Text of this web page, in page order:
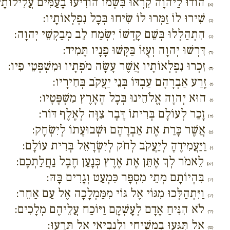
{א}
{ב} שִׁירוּ לוֹ זַמְּרוּ לוֹ שִׂיחוּ בְּכָל נִפְלְאוֹתָיו:
{ג} הִתְהַלְלוּ בְּשֵׁם קָדְשׁוֹ יִשְׂמַח לֵב מְבַקְשֵׁי יְהוָה:
{ד} דִּרְשׁוּ יְהוָה וְעֻזּוֹ בַּקְּשׁוּ פָנָיו תָּמִיד:
{ה} זִכְרוּ נִפְלְאוֹתָיו אֲשֶׁר עָשָׂה מֹפְתָיו וּמִשְׁפְּטֵי פִיו:
{ו} זֶרַע אַבְרָהָם עַבְדּוֹ בְּנֵי יַעֲקֹב בְּחִירָיו:
{ז} הוּא יְהוָה אֱלֹהֵינוּ בְּכָל הָאָרֶץ מִשְׁפָּטָיו:
{ח} זָכַר לְעוֹלָם בְּרִיתוֹ דָּבָר צִוָּה לְאֶלֶף דּוֹר:
{ט} אֲשֶׁר כָּרַת אֶת אַבְרָהָם וּשְׁבוּעָתוֹ לְיִשְׂחָק:
{י} וַיַּעֲמִידֶהָ לְיַעֲקֹב לְחֹק לְיִשְׂרָאֵל בְּרִית עוֹלָם:
{יא} לֵאמֹר לְךָ אֶתֵּן אֶת אֶרֶץ כְּנָעַן חֶבֶל נַחֲלַתְכֶם:
{יב} בִּהְיוֹתָם מְתֵי מִסְפָּר כִּמְעַט וְגָרִים בָּהּ:
{יג} וַיִּתְהַלְּכוּ מִגּוֹי אֶל גּוֹי מִמַּמְלָכָה אֶל עַם אַחֵר:
{יד} לֹא הִנִּיחַ אָדָם לְעָשְׁקָם וַיּוֹכַח עֲלֵיהֶם מְלָכִים:
{טו} אַל תִּגְּעוּ בִמְשִׁיחָי וְלִנְבִיאַי אַל תָּרֵעוּ: